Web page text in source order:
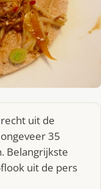
uit de
35
Belangrijkste
uit de pers